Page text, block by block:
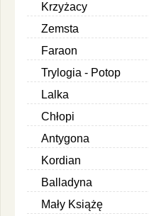
Krzyżacy
Zemsta
Faraon
Trylogia - Potop
Lalka
Chłopi
Antygona
Kordian
Balladyna
Mały Książę